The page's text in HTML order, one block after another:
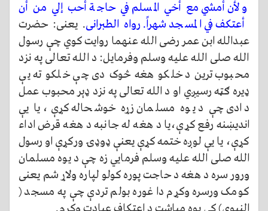
ولأن أمشي مع أخي المسلم في حاجة أحب إلي من أن
أعتكف في المسجد شهراً. رواه الطبرانی. یعنی: حضرت
عبدالله ابن عمر رضی الله عنهما روایت کوي چې رسول
الله صلی الله علیه وسلم وفرمایل: د الله تعالی په نزد
محبوب ترین د خلکو هغه څوک دی چې خلکو ته یې
ډیره ګټه رسیږي او د الله تعالی په نزد ډېر محبوب عمل
دادی چې د یوه مسلمان زړه خوشحاله کړې، یا یې
اندیښنه رفع کړې،یا د هغه له جانبه د هغه قرض اداء
کړې، یا یې لوږه ختمه کړې یعنې ډوډۍ ورکړې او رسول
الله صلی الله علیه وسلم فرمایي زه چې د یوه مسلمان
ورور سره د هغه د حاجت پوره کولو لپاره ولاړ شم یعنی
کومک ورسره وکړم دا غوره بولم تردې چې په مسجد (